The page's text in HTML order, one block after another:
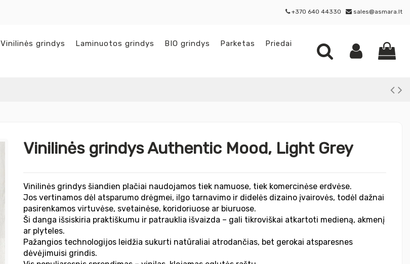
+370 640 44330 sales@asmara.lt
Vinilinės grindys Laminuotos grindys BIO grindys Parketas
Priedai
Vinilinės grindys Authentic Mood, Light Grey
Vinilinės grindys šiandien plačiai naudojamos tiek namuose, tiek komercinėse erdvėse.
Jos vertinamos dėl atsparumo drėgmei, ilgo tarnavimo ir didelės dizaino įvairovės, todėl dažnai
pasirenkamos virtuvėse, svetainėse, koridoriuose ar biuruose.
Ši danga išsiskiria praktiškumu ir patrauklia išvaizda – gali tikroviškai atkartoti medieną, akmenį
ar plyteles.
Pažangios technologijos leidžia sukurti natūraliai atrodančias, bet gerokai atsparesnes
dėvėjimuisi grindis.